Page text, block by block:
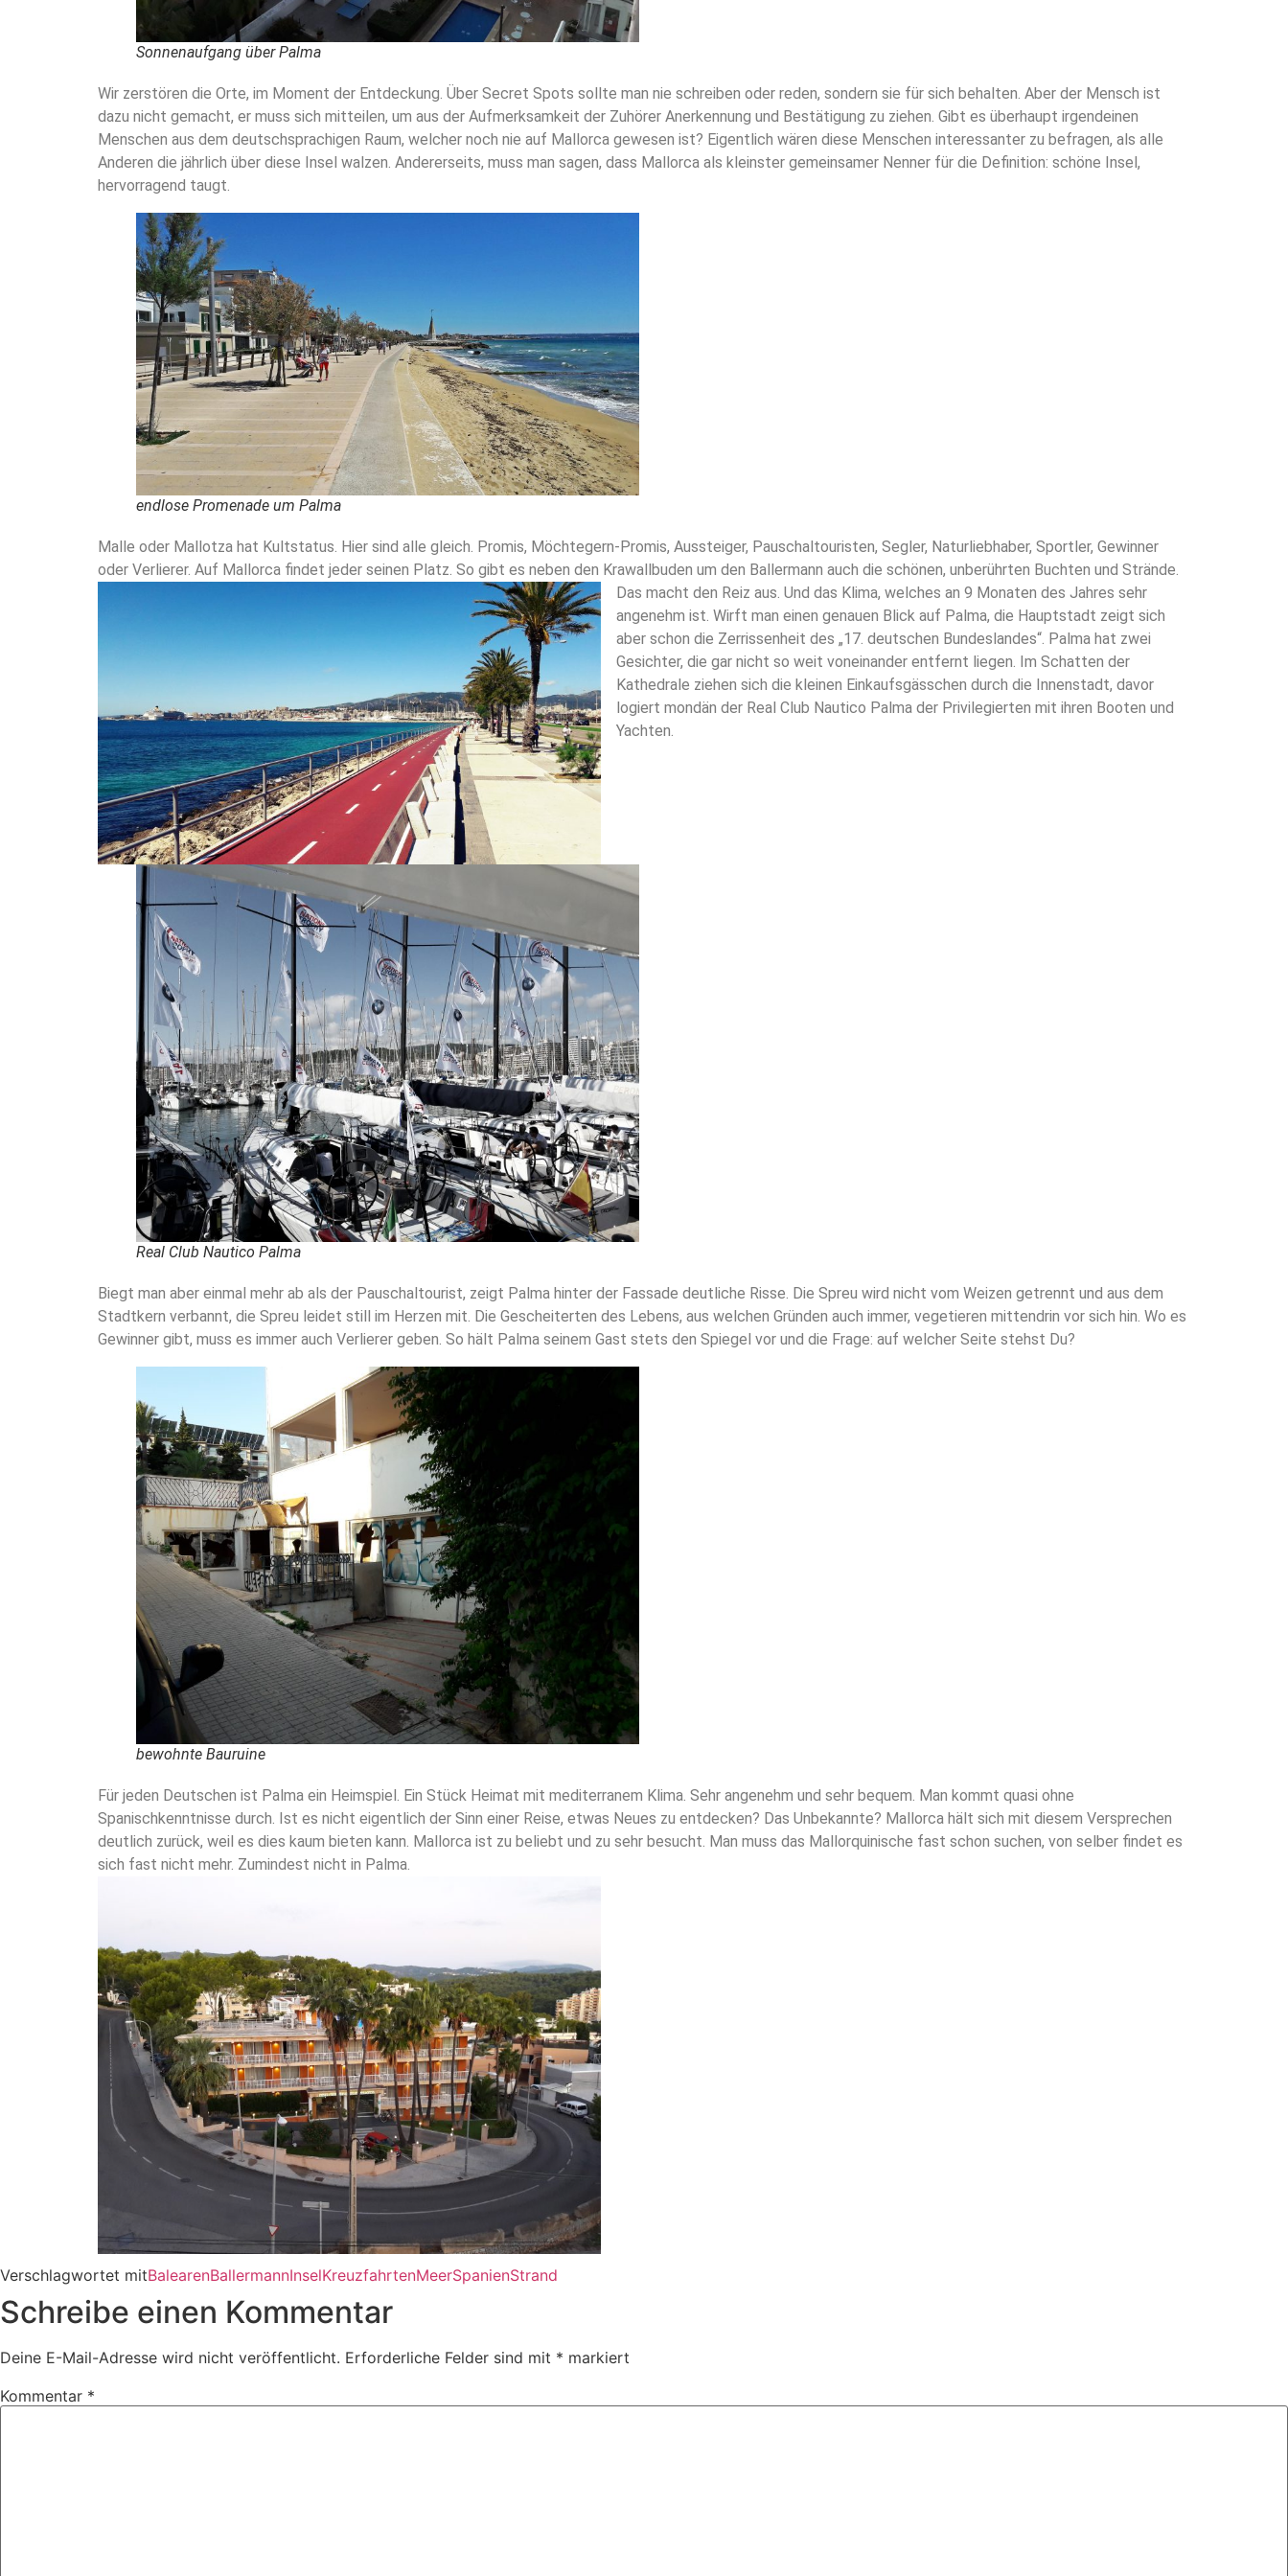
Sonnenaufgang über Palma
Wir zerstören die Orte, im Moment der Entdeckung. Über Secret Spots sollte man nie schreiben oder reden, sondern sie für sich behalten. Aber der Mensch ist
dazu nicht gemacht, er muss sich mitteilen, um aus der Aufmerksamkeit der Zuhörer Anerkennung und Bestätigung zu ziehen. Gibt es überhaupt irgendeinen
Menschen aus dem deutschsprachigen Raum, welcher noch nie auf Mallorca gewesen ist? Eigentlich wären diese Menschen interessanter zu befragen, als alle
Anderen die jährlich über diese Insel walzen. Andererseits, muss man sagen, dass Mallorca als kleinster gemeinsamer Nenner für die Definition: schöne Insel,
hervorragend taugt.
endlose Promenade um Palma
Malle oder Mallotza hat Kultstatus. Hier sind alle gleich. Promis, Möchtegern-Promis, Aussteiger, Pauschaltouristen, Segler, Naturliebhaber, Sportler, Gewinner
oder Verlierer. Auf Mallorca findet jeder seinen Platz. So gibt es neben den Krawallbuden um den Ballermann auch die schönen, unberührten Buchten und Strände.
Das macht den Reiz aus. Und das Klima, welches an 9 Monaten des Jahres sehr
angenehm ist. Wirft man einen genauen Blick auf Palma, die Hauptstadt zeigt sich
aber schon die Zerrissenheit des „17. deutschen Bundeslandes“. Palma hat zwei
Gesichter, die gar nicht so weit voneinander entfernt liegen. Im Schatten der
Kathedrale ziehen sich die kleinen Einkaufsgässchen durch die Innenstadt, davor
logiert mondän der Real Club Nautico Palma der Privilegierten mit ihren Booten und
Yachten.
Real Club Nautico Palma
Biegt man aber einmal mehr ab als der Pauschaltourist, zeigt Palma hinter der Fassade deutliche Risse. Die Spreu wird nicht vom Weizen getrennt und aus dem
Stadtkern verbannt, die Spreu leidet still im Herzen mit. Die Gescheiterten des Lebens, aus welchen Gründen auch immer, vegetieren mittendrin vor sich hin. Wo es
Gewinner gibt, muss es immer auch Verlierer geben. So hält Palma seinem Gast stets den Spiegel vor und die Frage: auf welcher Seite stehst Du?
bewohnte Bauruine
Für jeden Deutschen ist Palma ein Heimspiel. Ein Stück Heimat mit mediterranem Klima. Sehr angenehm und sehr bequem. Man kommt quasi ohne
Spanischkenntnisse durch. Ist es nicht eigentlich der Sinn einer Reise, etwas Neues zu entdecken? Das Unbekannte? Mallorca hält sich mit diesem Versprechen
deutlich zurück, weil es dies kaum bieten kann. Mallorca ist zu beliebt und zu sehr besucht. Man muss das Mallorquinische fast schon suchen, von selber findet es
sich fast nicht mehr. Zumindest nicht in Palma.
Verschlagwortet mitBalearenBallermannInselKreuzfahrtenMeerSpanienStrand
Schreibe einen Kommentar
Deine E-Mail-Adresse wird nicht veröffentlicht. Erforderliche Felder sind mit * markiert
Kommentar *